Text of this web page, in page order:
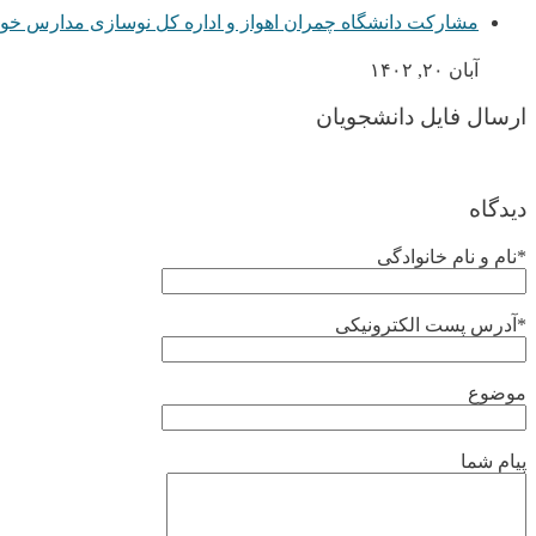
مشارکت دانشگاه چمران اهواز و اداره کل نوسازی مدارس
آبان ۲۰, ۱۴۰۲
ارسال فایل دانشجویان
دیدگاه
*نام و نام خانوادگی
*آدرس پست الکترونیکی
موضوع
پیام شما